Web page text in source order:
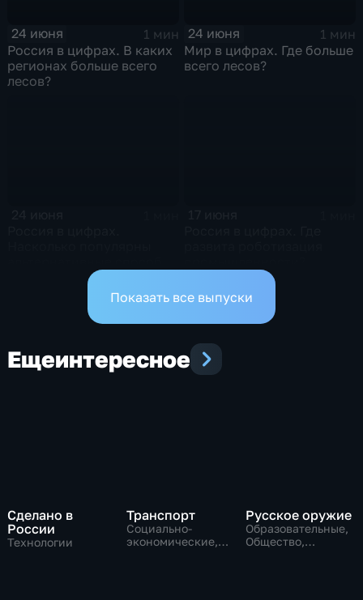
24 июня
1 мин
Россия в цифрах. В каких
регионах больше всего
лесов?
24 июня
1 мин
Мир в цифрах. Где больше
всего лесов?
Показать все выпуски
Ещеинтересное
Сделано в
России
Технологии
Транспорт
Социально-
экономические,
Русское оружие
Образовательные,
Общество,